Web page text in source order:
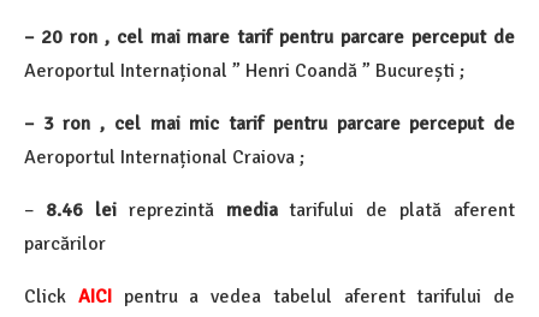
– 20 ron , cel mai mare tarif pentru parcare perceput de
Aeroportul Internațional ” Henri Coandă ” București ;
– 3 ron , cel mai mic tarif pentru parcare perceput de
Aeroportul Internațional Craiova ;
– 8.46 leireprezintă mediatarifului de plată aferent
parcărilor
Click AICIpentru a vedea tabelul aferent tarifului de